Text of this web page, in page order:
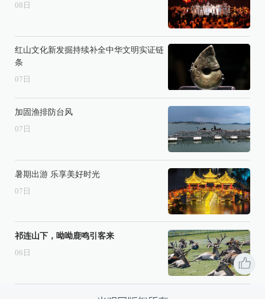
08 日
红山文化新发掘持续补全中华文明实证链
条
07 日
加固渔排防台风
07 日
暑期出游 乐享美好时光
07 日
祁连山下，呦呦鹿鸣引客来
06 日